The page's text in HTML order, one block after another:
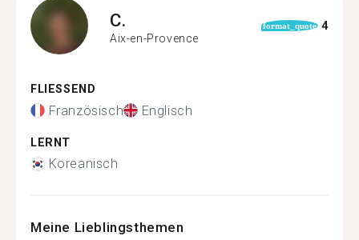
C.
Aix-en-Provence
format_quote 4
FLIESSEND
Französisch Englisch
LERNT
Koreanisch
Meine Lieblingsthemen